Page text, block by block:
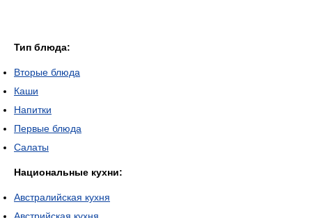
Тип блюда:
Вторые блюда
Каши
Напитки
Первые блюда
Салаты
Национальные кухни:
Австралийская кухня